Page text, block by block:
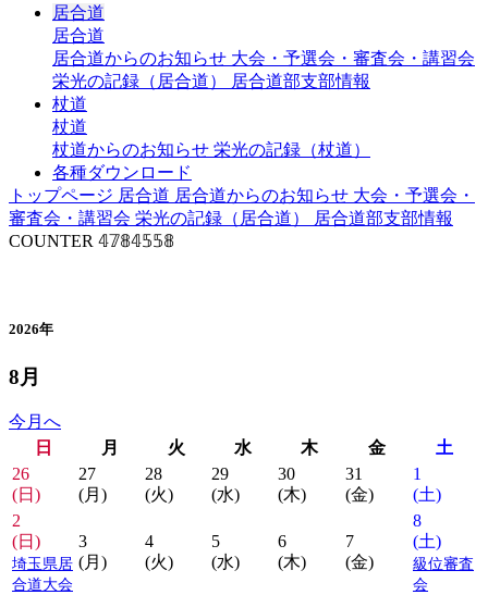
居合道
居合道
居合道からのお知らせ 大会・予選会・審査会・講習会
栄光の記録（居合道）
居合道部支部情報
杖道
杖道
杖道からのお知らせ 栄光の記録（杖道）
各種ダウンロード
トップページ 居合道 居合道からのお知らせ 大会・予選会・
審査会・講習会 栄光の記録（居合道）
居合道部支部情報
COUNTER 𝟜𝟟𝟠𝟜𝟝𝟝𝟠
2026年
8月
今月へ
日
月 火 水 木 金
土
26
(日)
27
(月)
28
(火)
29
(水)
30
(木)
31
(金)
1
(土)
2
(日)
埼玉県居
合道大会
3
(月)
4
(火)
5
(水)
6
(木)
7
(金)
8
(土)
級位審査
会